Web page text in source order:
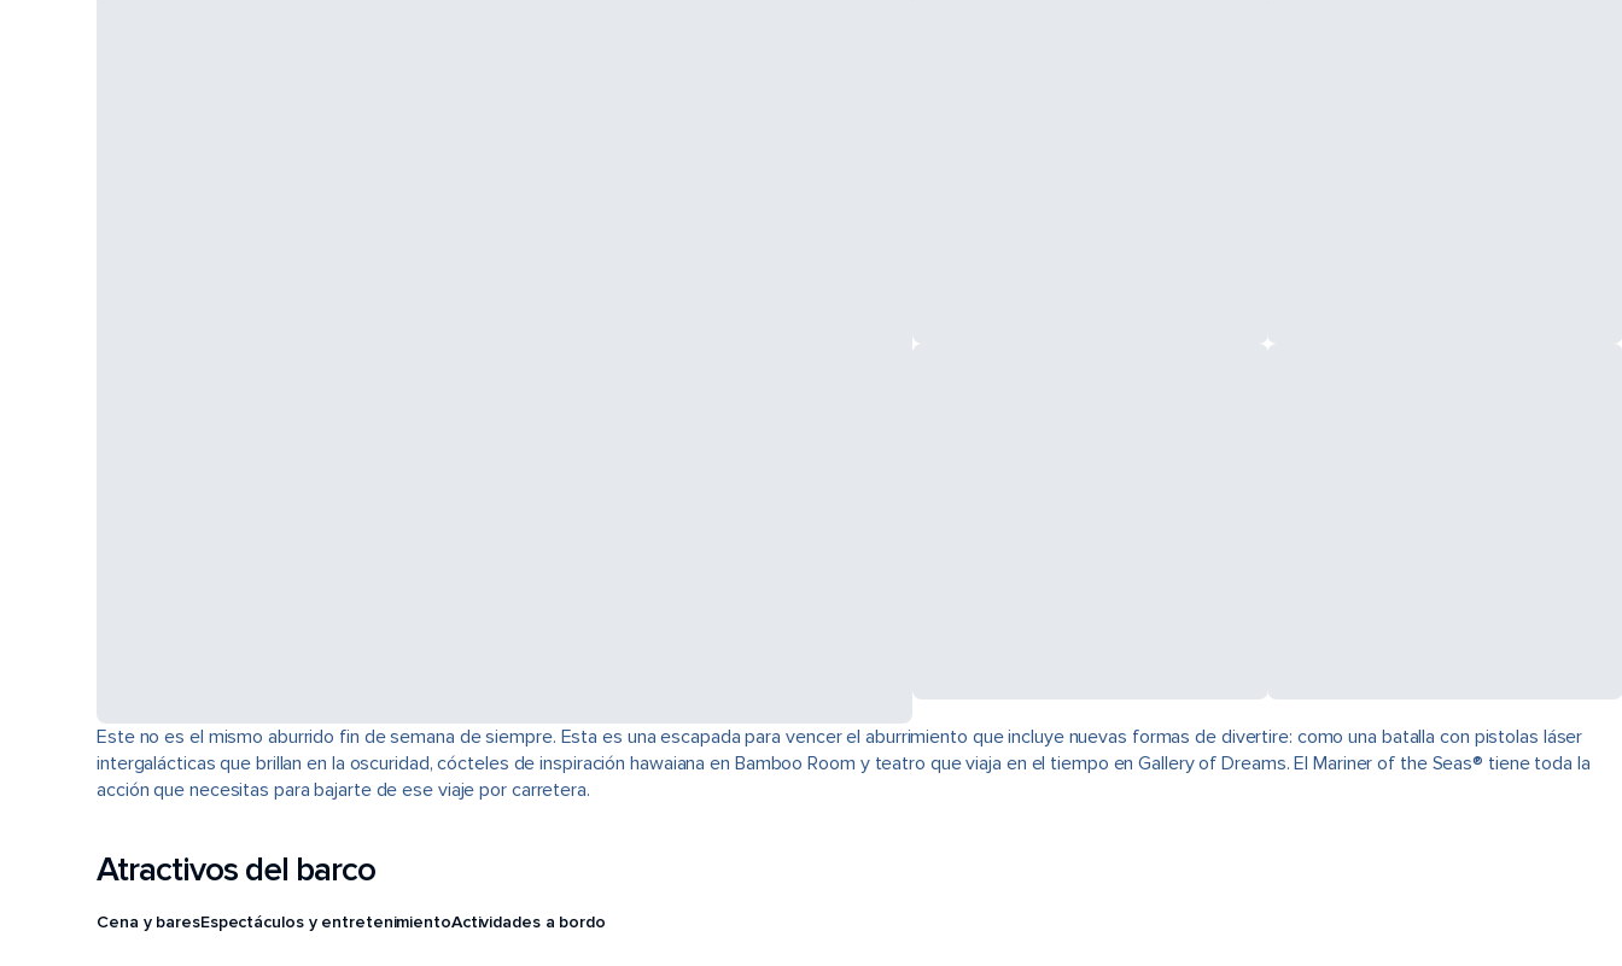
Este no es el mismo aburrido fin de semana de siempre. Esta es una escapada para vencer el aburrimiento que incluye nuevas formas de divertire: como una batalla con pistolas láser
intergalácticas que brillan en la oscuridad, cócteles de inspiración hawaiana en Bamboo Room y teatro que viaja en el tiempo en Gallery of Dreams. El Mariner of the Seas® tiene toda la
acción que necesitas para bajarte de ese viaje por carretera.
Atractivos del barco
Cena y baresEspectáculos y entretenimientoActividades a bordo